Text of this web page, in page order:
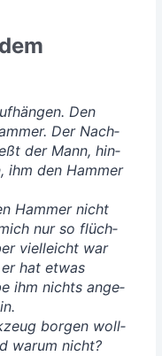
Den
Der Nach­
der Mann, hin­
ihm den Ham­mer
Ham­mer nicht
nur so flüch­
viel­leicht war
hat etwas
ihm nichts ange­
bor­gen woll­
war­um nicht?